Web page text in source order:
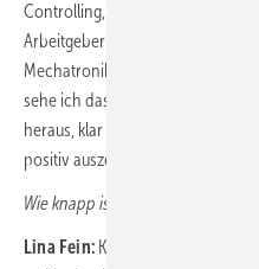
Controlling, IT, Digitalisierung mit
Arbeitgebern aus
Mechatroniker suchen aktuell
sehe ich das Konkurrenzthema
heraus, klar zu kommunizieren –
positiv auszeichnet.
Wie knapp ist also die Ressource
Lina Fein: Klar ist, dass wir längst